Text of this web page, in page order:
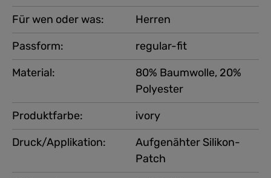
Für wen oder was:
Herren
Produktfarbe:
ivory
Druck/Applikation:
Aufgenähter Silikon-
Patch
Passform:
regular-fit
Material:
80% Baumwolle, 20%
Polyester